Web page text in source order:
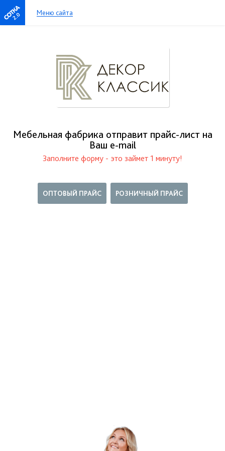
2.0 Меню сайта
Мебельная фабрика отправит прайс-лист на
Ваш е-mail
Заполните форму - это займет 1 минуту!
ОПТОВЫЙ ПРАЙС РОЗНИЧНЫЙ ПРАЙС